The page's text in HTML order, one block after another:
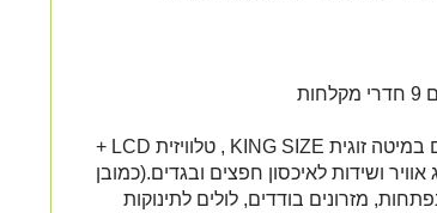
- החדרים מאובזרים במיטה זוגית KING SIZE , טלוויזית LCD +
אוויר ושידות לאיכסון חפצים ובגדים.(כמובן
מזרונים בודדים, לולים לתינוקות